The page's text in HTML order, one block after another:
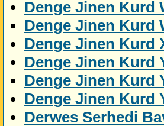
Denge Jinen Kurd
Denge Jinen Kurd
Denge Jinen Kurd
Denge Jinen Kurd
Denge Jinen Kurd
Denge Jinen Kurd
Derwes Serhedi